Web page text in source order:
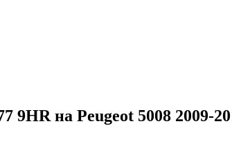
9HR на Peugeot 5008 2009-